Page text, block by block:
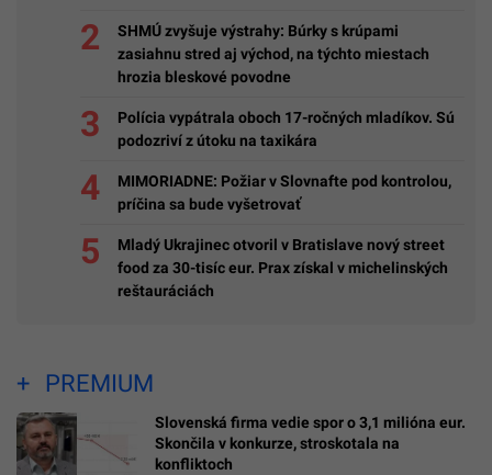
SHMÚ zvyšuje výstrahy: Búrky s krúpami
zasiahnu stred aj východ, na týchto miestach
hrozia bleskové povodne
Polícia vypátrala oboch 17-ročných mladíkov. Sú
podozriví z útoku na taxikára
MIMORIADNE: Požiar v Slovnafte pod kontrolou,
príčina sa bude vyšetrovať
Mladý Ukrajinec otvoril v Bratislave nový street
food za 30-tisíc eur. Prax získal v michelinských
reštauráciách
PREMIUM
Slovenská firma vedie spor o 3,1 milióna eur.
Skončila v konkurze, stroskotala na
konfliktoch